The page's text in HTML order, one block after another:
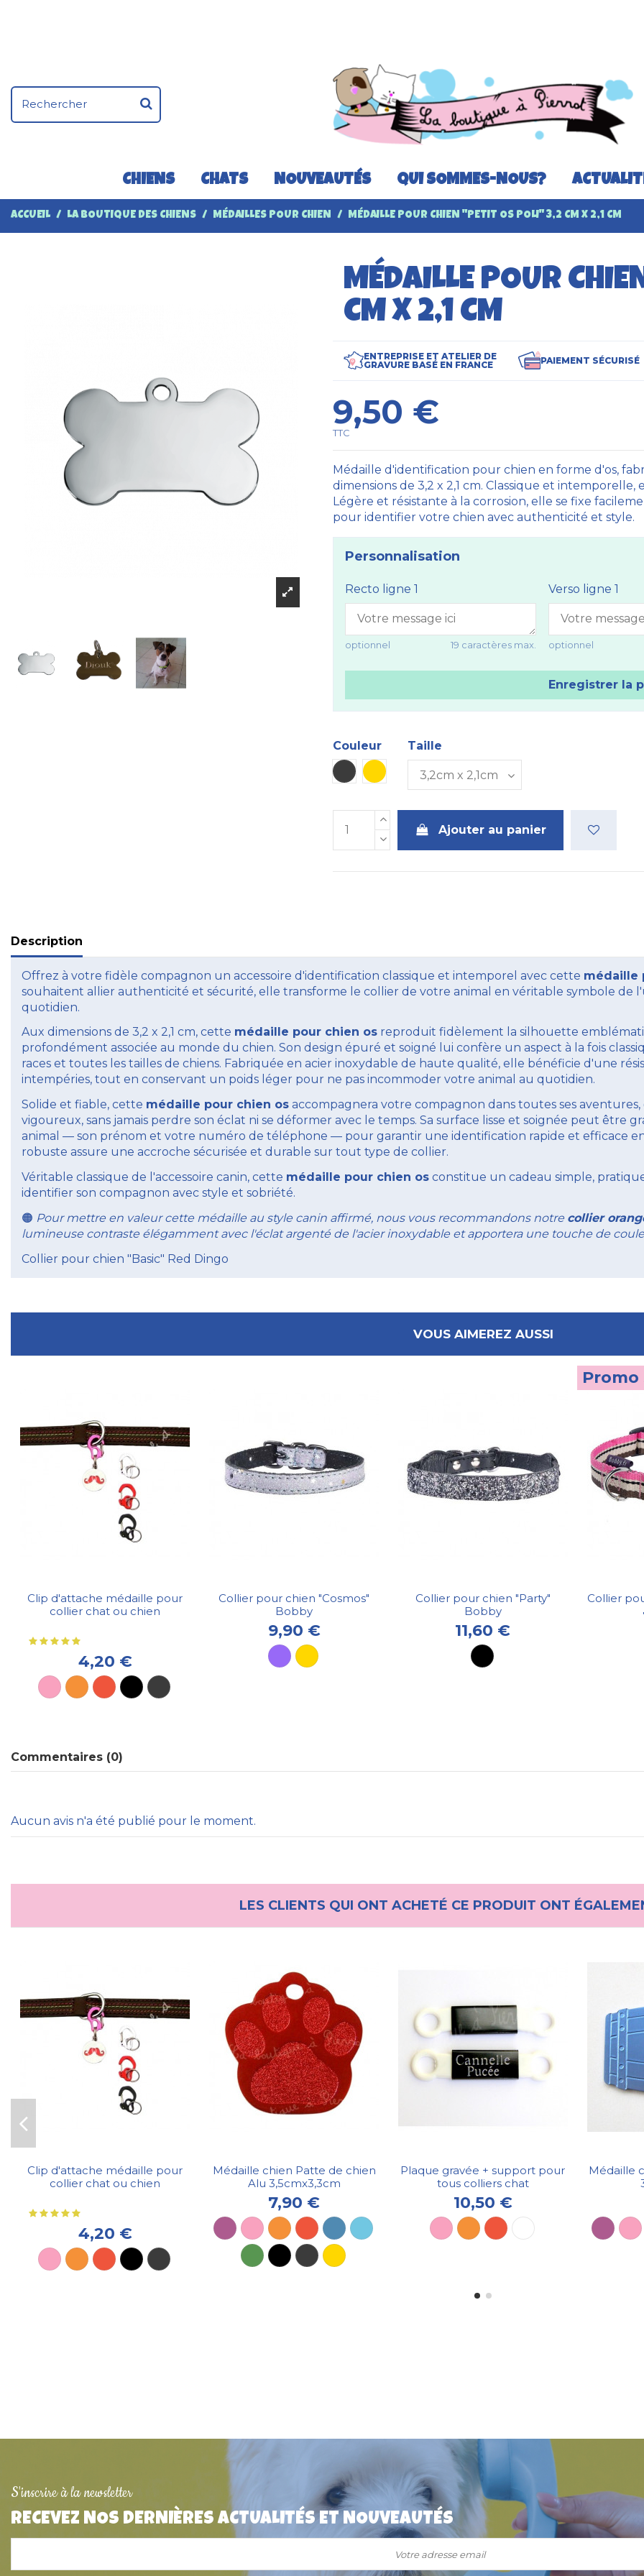
CHIENS CHATS NOUVEAUTÉS QUI SOMMES-NOUS?
ACCUEIL LA BOUTIQUE DES CHIENS MÉDAILLES POUR CHIEN MÉDAILLE POUR CHIEN "PETIT OS POLI" 3,2 CM X 2,1 CM
MÉDAILLE POUR
CM X 2,1 CM
ENTREPRISE ET ATELIER DE
GRAVURE BASÉ EN FRANCE
PAIEMENT SÉCURISÉ
9,50 €
TTC
Médaille d'identification pour chien en forme d'os,
dimensions de 3,2 x 2,1 cm. Classique et
Légère et résistante à la corrosion, elle se fixe
pour identifier votre chien avec authenticité et style.
Personnalisation
Recto ligne 1
optionnel 19 caractères max.
Verso ligne 1
optionnel
Enregistrer la
Couleur
Métal
Dorée
Taille
Ajouter au panier
Description
Offrez à votre fidèle compagnon un accessoire d'identification classique et intemporel avec cette médaille
souhaitent allier authenticité et sécurité, elle transforme le collier de votre animal en véritable symbole de
quotidien.
Aux dimensions de 3,2 x 2,1 cm, cette médaille pour chien os reproduit fidèlement la silhouette
profondément associée au monde du chien. Son design épuré et soigné lui confère un aspect à la fois
races et toutes les tailles de chiens. Fabriquée en acier inoxydable de haute qualité, elle bénéficie d'une
intempéries, tout en conservant un poids léger pour ne pas incommoder votre animal au quotidien.
Solide et fiable, cette médaille pour chien os accompagnera votre compagnon dans toutes ses
vigoureux, sans jamais perdre son éclat ni se déformer avec le temps. Sa surface lisse et soignée peut être
animal — son prénom et votre numéro de téléphone — pour garantir une identification rapide et efficace
robuste assure une accroche sécurisée et durable sur tout type de collier.
Véritable classique de l'accessoire canin, cette médaille pour chien os constitue un cadeau simple,
identifier son compagnon avec style et sobriété.
🟠 Pour mettre en valeur cette médaille au style canin affirmé, nous vous recommandons notre collier
lumineuse contraste élégamment avec l'éclat argenté de l'acier inoxydable et apportera une touche de
Collier pour chien "Basic" Red Dingo
VOUS AIMEREZ AUSSI
Clip d'attache médaille pour
collier chat ou chien
4,20 €
Collier pour chien "Cosmos"
Bobby
9,90 €
Collier pour chien "Party"
Bobby
11,60 €
Promo
Collier
Commentaires (0)
Aucun avis n'a été publié pour le moment.
LES CLIENTS QUI ONT ACHETÉ CE PRODUIT ONT
Clip d'attache médaille pour
collier chat ou chien
4,20 €
Médaille chien Patte de chien
Alu 3,5cmx3,3cm
7,90 €
Plaque gravée + support pour
tous colliers chat
10,50 €
Médaille
18,90 €
Médaille pour chien "Os" Alu
Collier pour chien "Basic"
Essentiel Doogy
9,20 €
S'inscrire à la newsletter
RECEVEZ NOS DERNIÈRES ACTUALITÉS ET NOUVEAUTÉS